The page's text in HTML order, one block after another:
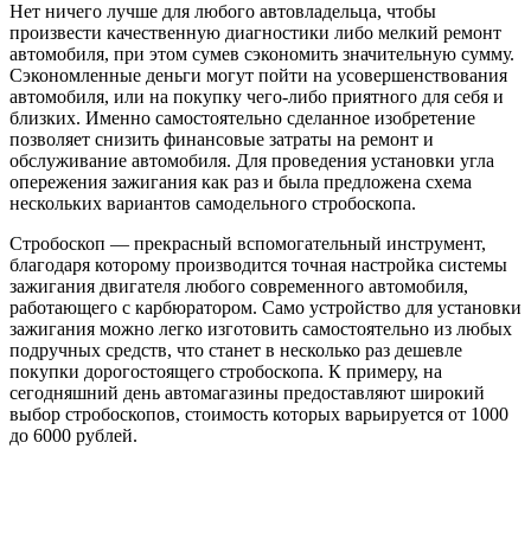
Нет ничего лучше для любого автовладельца, чтобы
произвести качественную диагностики либо мелкий ремонт
автомобиля, при этом сумев сэкономить значительную сумму.
Сэкономленные деньги могут пойти на усовершенствования
автомобиля, или на покупку чего-либо приятного для себя и
близких. Именно самостоятельно сделанное изобретение
позволяет снизить финансовые затраты на ремонт и
обслуживание автомобиля. Для проведения установки угла
опережения зажигания как раз и была предложена схема
нескольких вариантов самодельного стробоскопа.
Стробоскоп — прекрасный вспомогательный инструмент,
благодаря которому производится точная настройка системы
зажигания двигателя любого современного автомобиля,
работающего с карбюратором. Само устройство для установки
зажигания можно легко изготовить самостоятельно из любых
подручных средств, что станет в несколько раз дешевле
покупки дорогостоящего стробоскопа. К примеру, на
сегодняшний день автомагазины предоставляют широкий
выбор стробоскопов, стоимость которых варьируется от 1000
до 6000 рублей.